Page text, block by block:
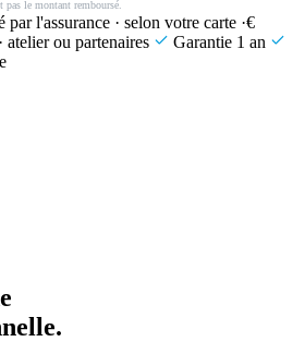
pas le montant remboursé.
par l'assurance · selon votre carte ·€
atelier ou partenaires
Garantie 1 an